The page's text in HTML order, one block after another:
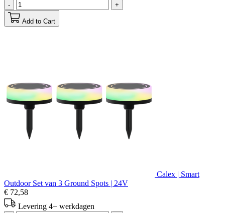
- +
Add to Cart
Calex | Smart
Outdoor Set van 3 Ground Spots | 24V
€ 72,58
Levering 4+ werkdagen